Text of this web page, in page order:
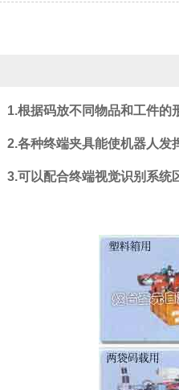
1.根据码放不同物品和工件的
2.各种终端夹具能使机器人发
3.可以配合终端视觉识别系统